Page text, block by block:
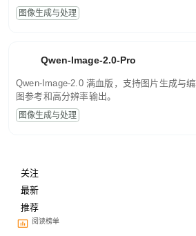
图像生成与处理
Qwen-Image-2.0-Pro
Qwen-Image-2.0 满血版，支持图片生成与
图参考和高分辨率输出。
图像生成与处理
关注
最新
推荐
阅读榜单